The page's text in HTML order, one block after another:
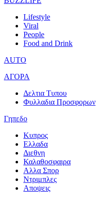
Lifestyle
Viral
People
Food and Drink
AUTO
ΑΓΟΡΑ
Δελτια Τυπου
Φυλλαδια Προσφορων
Γηπεδο
Κυπρος
Ελλαδα
Διεθνη
Καλαθοσφαιρα
Αλλα Σπορ
Ντριμπλες
Αποψεις